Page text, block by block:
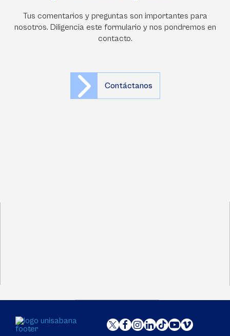
Tus comentarios y preguntas son importantes para
nosotros. Diligencia este formulario y nos pondremos en
contacto.
Contáctanos